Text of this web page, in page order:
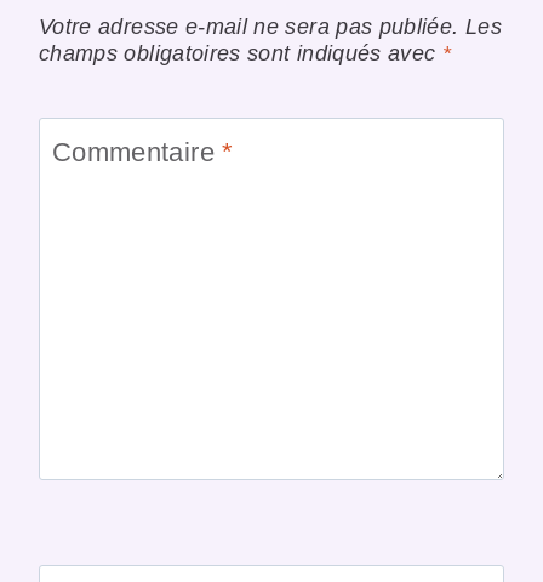
Votre adresse e-mail ne sera pas publiée. Les
champs obligatoires sont indiqués avec *
Commentaire*